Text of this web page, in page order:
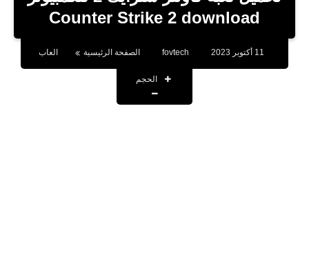
بلوجر
Counter Strike 2 download
fovtech الصفحة الرئيسية العاب
الحجم